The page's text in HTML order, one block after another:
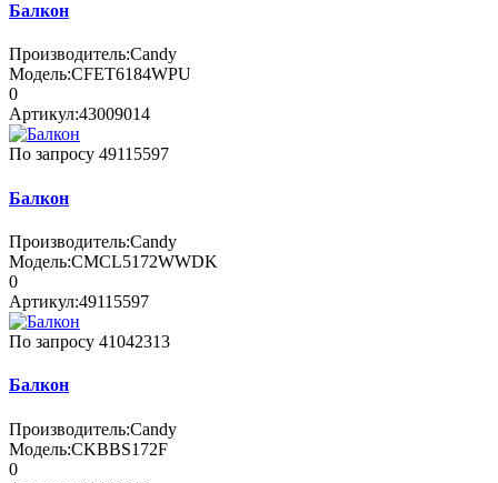
Балкон
Производитель:Candy
Модель:CFET6184WPU
0
Артикул:43009014
По запросу 49115597
Балкон
Производитель:Candy
Модель:CMCL5172WWDK
0
Артикул:49115597
По запросу 41042313
Балкон
Производитель:Candy
Модель:CKBBS172F
0